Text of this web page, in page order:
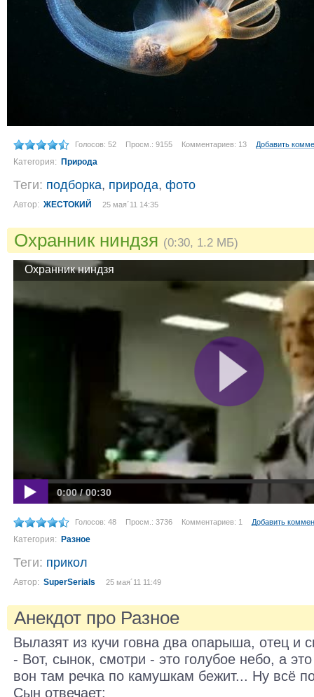
Голосов: 52 Просм.: 9155 Комментариев: 13 Добавить
Категория: Природа
Теги: подборка, природа, фото
Автор: ЖЕСТОКИЙ 25 мая´11 14:35
Охранник ниндзя (0:30, 1.2 МБ)
Охранник ниндзя
0:00 / 00:30
Голосов: 48 Просм.: 3736 Комментариев: 1 Добавить
Категория: Разное
Теги: прикол
Автор: SuperSerials 25 мая´11 11:49
Анекдот про Разное
Вылазят из кучи говна два опарыша, отец и
- Вот, сынок, смотри - это голубое небо, а
вон там речка по камушкам бежит... Ну всё
Сын отвечает: